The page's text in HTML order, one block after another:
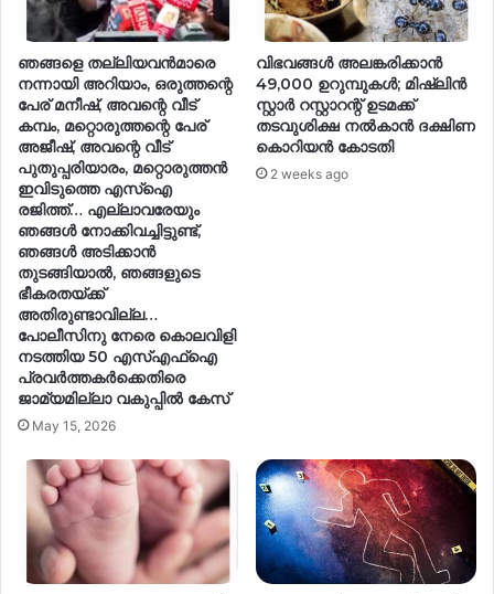
ഞങ്ങളെ തല്ലിയവൻമാരെ
നന്നായി അറിയാം, ഒരുത്തന്റെ
പേര് മനീഷ്, അവന്റെ വീട്
കമ്പം, മറ്റൊരുത്തന്റെ പേര്
അജീഷ്, അവന്റെ വീട്
പുതുപ്പരിയാരം, മറ്റൊരുത്തൻ
ഇവിടുത്തെ എസ്ഐ
രജിത്ത്… എല്ലാവരേയും
ഞങ്ങൾ നോക്കിവച്ചി‌ട്ടുണ്ട്,
ഞങ്ങൾ അടിക്കാൻ
തുടങ്ങിയാൽ, ഞങ്ങളുടെ
ഭീകരതയ്ക്ക്
അതിരുണ്ടാവില്ല…
പോലീസിനു നേരെ കൊലവിളി
നടത്തിയ 50 എസ്എഫ്‌ഐ
പ്രവർത്തകർക്കെതിരെ
ജാമ്യമില്ലാ വകുപ്പിൽ കേസ്
May 15, 2026
വിഭവങ്ങൾ അലങ്കരിക്കാൻ
49,000 ഉറുമ്പുകൾ; മിഷ്ലിൻ
സ്റ്റാർ റസ്റ്റാറന്റ് ഉടമക്ക്
തടവുശിക്ഷ നൽകാൻ ദക്ഷിണ
കൊറിയൻ കോടതി
2 weeks ago